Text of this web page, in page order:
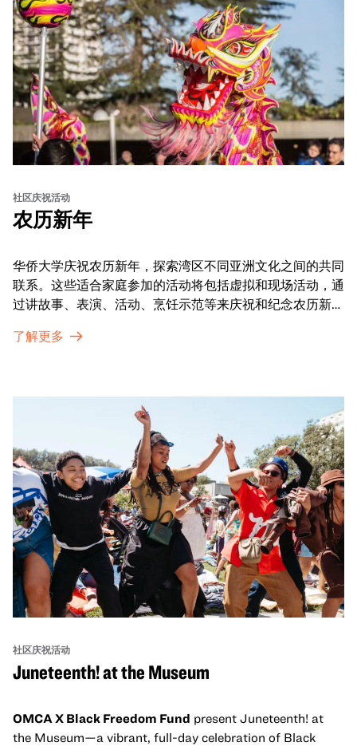
社区庆祝活动
农历新年
华侨大学庆祝农历新年，探索湾区不同亚洲文化之间的共同
联系。这些适合家庭参加的活动将包括虚拟和现场活动，通
过讲故事、表演、活动、烹饪示范等来庆祝和纪念农历新年
通过亲身参与和虚拟的治疗圈来相互支持。
了解更多
社区庆祝活动
Juneteenth! at the Museum
OMCA X Black Freedom Fund present Juneteenth! at
the Museum—a vibrant, full-day celebration of Black